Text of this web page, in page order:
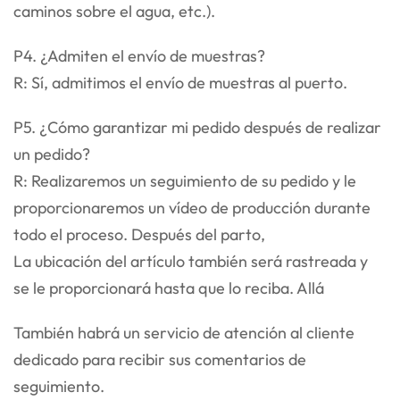
caminos sobre el agua, etc.).
P4. ¿Admiten el envío de muestras?
R: Sí, admitimos el envío de muestras al puerto.
P5. ¿Cómo garantizar mi pedido después de realizar
un pedido?
R: Realizaremos un seguimiento de su pedido y le
proporcionaremos un vídeo de producción durante
todo el proceso. Después del parto,
La ubicación del artículo también será rastreada y
se le proporcionará hasta que lo reciba. Allá
También habrá un servicio de atención al cliente
dedicado para recibir sus comentarios de
seguimiento.